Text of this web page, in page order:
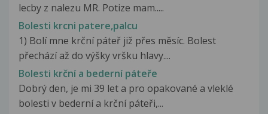
lecby z nalezu MR. Potize mam.....
Bolesti krcni patere,palcu
1) Bolí mne krční páteř již přes měsíc. Bolest
přechází až do výšky vršku hlavy....
Bolesti krční a bederní páteře
Dobrý den, je mi 39 let a pro opakované a vleklé
bolesti v bederní a krční páteři,...